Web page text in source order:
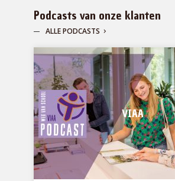
Podcasts van onze klanten
ALLE PODCASTS
VIAA